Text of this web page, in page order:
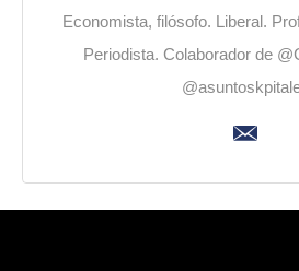
Economista, filósofo. Liberal.
Periodista. Colaborador de